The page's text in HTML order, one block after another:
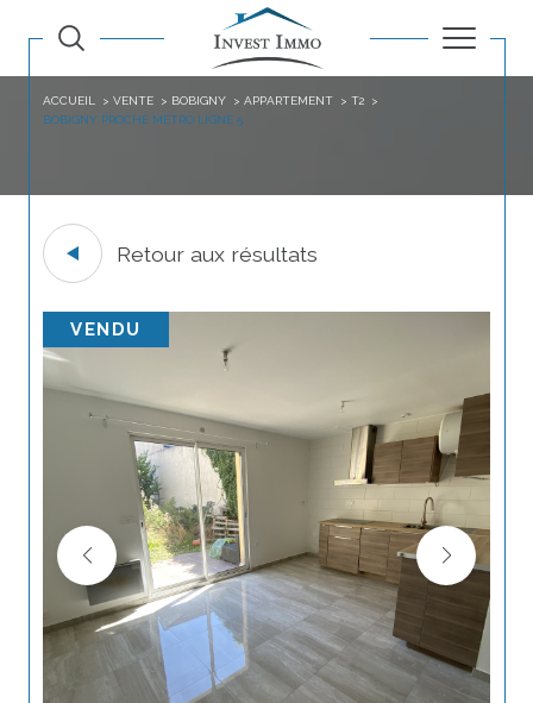
ACCUEIL VENTE BOBIGNY APPARTEMENT
T2
BOBIGNY PROCHE METRO LIGNE 5
Retour aux résultats
VENDU